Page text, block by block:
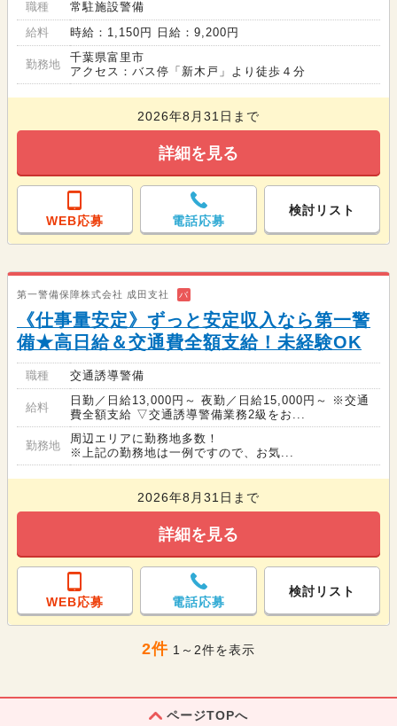
職種
常駐施設警備
給料
時給：1,150円 日給：9,200円
勤務地
千葉県富里市
アクセス：バス停「新木戸」より徒歩４分
2026年8月31日まで
詳細を見る
WEB応募 電話応募
検討リスト
第一警備保障株式会社 成田支社 バ
《仕事量安定》ずっと安定収入なら第一警
備★高日給＆交通費全額支給！未経験OK
職種 交通誘導警備
給料
日勤／日給13,000円～ 夜勤／日給15,000円～ ※交通
費全額支給 ▽交通誘導警備業務2級をお...
勤務地
周辺エリアに勤務地多数！
※上記の勤務地は一例ですので、お気...
2026年8月31日まで
詳細を見る
WEB応募 電話応募
検討リスト
2件 1～2件を表示
ページTOPへ